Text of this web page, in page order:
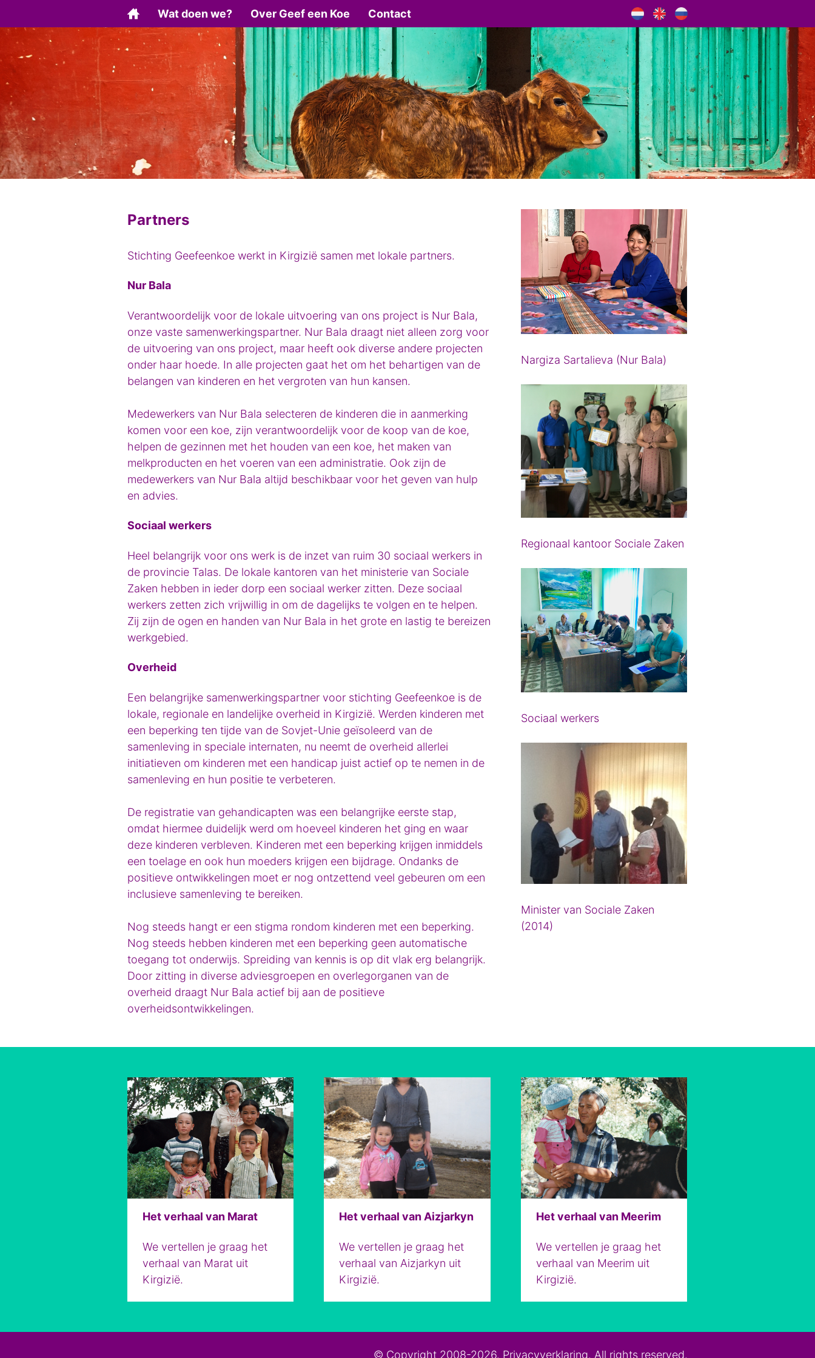
Wat doen we? Over Geef een Koe Contact
Partners
Stichting Geefeenkoe werkt in Kirgizië samen met lokale partners.
Nur Bala
Verantwoordelijk voor de lokale uitvoering van ons project is Nur Bala,
onze vaste samenwerkingspartner. Nur Bala draagt niet alleen zorg voor
de uitvoering van ons project, maar heeft ook diverse andere projecten
onder haar hoede. In alle projecten gaat het om het behartigen van de
belangen van kinderen en het vergroten van hun kansen.
Medewerkers van Nur Bala selecteren de kinderen die in aanmerking
komen voor een koe, zijn verantwoordelijk voor de koop van de koe,
helpen de gezinnen met het houden van een koe, het maken van
melkproducten en het voeren van een administratie. Ook zijn de
medewerkers van Nur Bala altijd beschikbaar voor het geven van hulp
en advies.
Sociaal werkers
Heel belangrijk voor ons werk is de inzet van ruim 30 sociaal werkers in
de provincie Talas. De lokale kantoren van het ministerie van Sociale
Zaken hebben in ieder dorp een sociaal werker zitten. Deze sociaal
werkers zetten zich vrijwillig in om de dagelijks te volgen en te helpen.
Zij zijn de ogen en handen van Nur Bala in het grote en lastig te bereizen
werkgebied.
Overheid
Een belangrijke samenwerkingspartner voor stichting Geefeenkoe is de
lokale, regionale en landelijke overheid in Kirgizië. Werden kinderen met
een beperking ten tijde van de Sovjet-Unie geïsoleerd van de
samenleving in speciale internaten, nu neemt de overheid allerlei
initiatieven om kinderen met een handicap juist actief op te nemen in de
samenleving en hun positie te verbeteren.
De registratie van gehandicapten was een belangrijke eerste stap,
omdat hiermee duidelijk werd om hoeveel kinderen het ging en waar
deze kinderen verbleven. Kinderen met een beperking krijgen inmiddels
een toelage en ook hun moeders krijgen een bijdrage. Ondanks de
positieve ontwikkelingen moet er nog ontzettend veel gebeuren om een
inclusieve samenleving te bereiken.
Nog steeds hangt er een stigma rondom kinderen met een beperking.
Nog steeds hebben kinderen met een beperking geen automatische
toegang tot onderwijs. Spreiding van kennis is op dit vlak erg belangrijk.
Door zitting in diverse adviesgroepen en overlegorganen van de
overheid draagt Nur Bala actief bij aan de positieve
overheidsontwikkelingen.
Nargiza Sartalieva (Nur Bala)
Regionaal kantoor Sociale Zaken
Sociaal werkers
Minister van Sociale Zaken
(2014)
Het verhaal van Marat
We vertellen je graag het
verhaal van Marat uit
Kirgizië.
Het verhaal van Aizjarkyn
We vertellen je graag het
verhaal van Aizjarkyn uit
Kirgizië.
Het verhaal van Meerim
We vertellen je graag het
verhaal van Meerim uit
Kirgizië.
© Copyright 2008-2026. Privacyverklaring. All rights reserved.